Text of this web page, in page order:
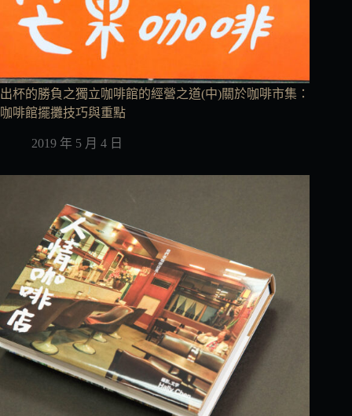
出杯的勝負之獨立咖啡館的經營之道(中)關於咖啡市集：
咖啡館擺攤技巧與重點
2019 年 5 月 4 日